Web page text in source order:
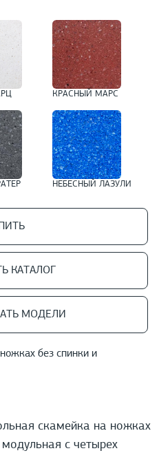
без спинки и
КРАСНЫЙ МАРС
НЕБЕСНЫЙ ЛАЗУЛИ
КАТАЛОГ
МОДЕЛИ
скамейка на ножках
с четырех